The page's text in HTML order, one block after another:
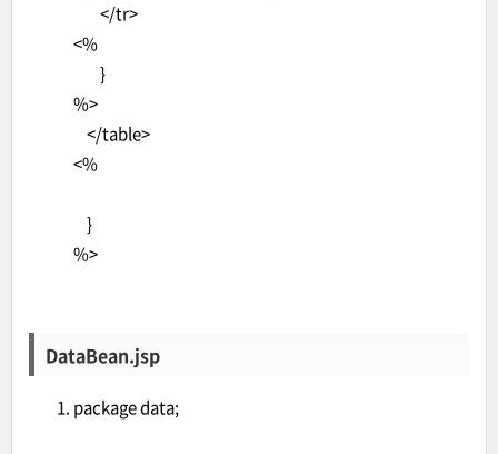
</tr>
<%
}
%>
</table>
<%
}
%>
DataBean.jsp
package data;